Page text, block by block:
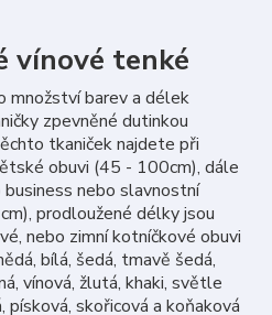
vínové tenké
množství barev a délek
zpevněné dutinkou
tkaniček najdete při
obuvi (45 - 100cm), dále
nebo slavnostní
prodloužené délky jsou
nebo zimní kotníčkové obuvi
bílá, šedá, tmavě šedá,
vínová, žlutá, khaki, světle
písková, skořicová a koňaková